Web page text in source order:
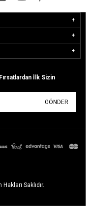
İlk Sizin
GÖNDER
Saklıdır.